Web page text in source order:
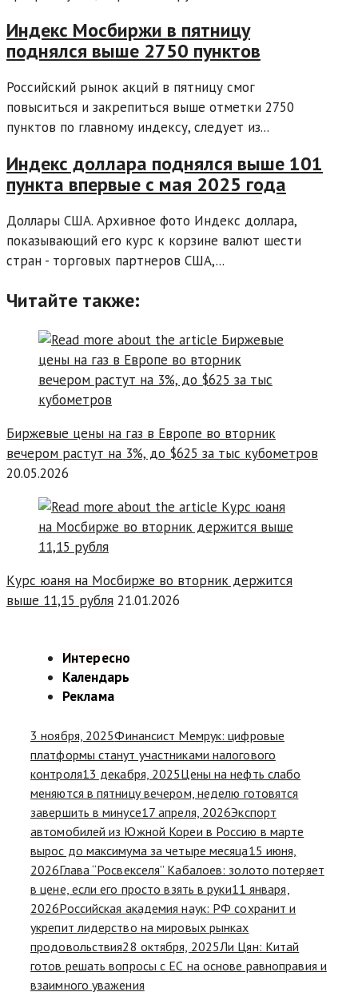
Индекс Мосбиржи в пятницу
поднялся выше 2750 пунктов
Российский рынок акций в пятницу смог
повыситься и закрепиться выше отметки 2750
пунктов по главному индексу, следует из...
Индекс доллара поднялся выше 101
пункта впервые с мая 2025 года
Доллары США. Архивное фото Индекс доллара,
показывающий его курс к корзине валют шести
стран - торговых партнеров США,...
Читайте также:
Биржевые цены на газ в Европе во вторник
вечером растут на 3%, до $625 за тыс кубометров
20.05.2026
Курс юаня на Мосбирже во вторник держится
выше 11,15 рубля 21.01.2026
Интересно
Календарь
Реклама
3 ноября, 2025Финансист Мемрук: цифровые
платформы станут участниками налогового
контроля13 декабря, 2025Цены на нефть слабо
меняются в пятницу вечером, неделю готовятся
завершить в минусе17 апреля, 2026Экспорт
автомобилей из Южной Кореи в Россию в марте
вырос до максимума за четыре месяца15 июня,
2026Глава “Росвекселя” Кабалоев: золото потеряет
в цене, если его просто взять в руки11 января,
2026Российская академия наук: РФ сохранит и
укрепит лидерство на мировых рынках
продовольствия28 октября, 2025Ли Цян: Китай
готов решать вопросы с ЕС на основе равноправия и
взаимного уважения